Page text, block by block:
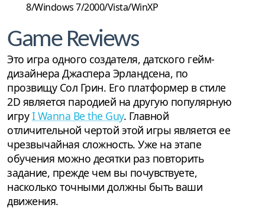
8/Windows 7/2000/Vista/WinXP
Game Reviews
Это игра одного создателя, датского гейм-
дизайнера Джаспера Эрландсена, по
прозвищу Сол Грин. Его платформер в стиле
2D является пародией на другую популярную
игруI Wanna Be the Guy. Главной
отличительной чертой этой игры является ее
чрезвычайная сложность. Уже на этапе
обучения можно десятки раз повторить
задание, прежде чем вы почувствуете,
насколько точными должны быть ваши
движения.